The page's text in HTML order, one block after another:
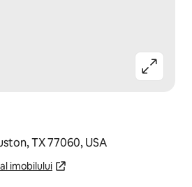
TX 77060, USA
imobilului